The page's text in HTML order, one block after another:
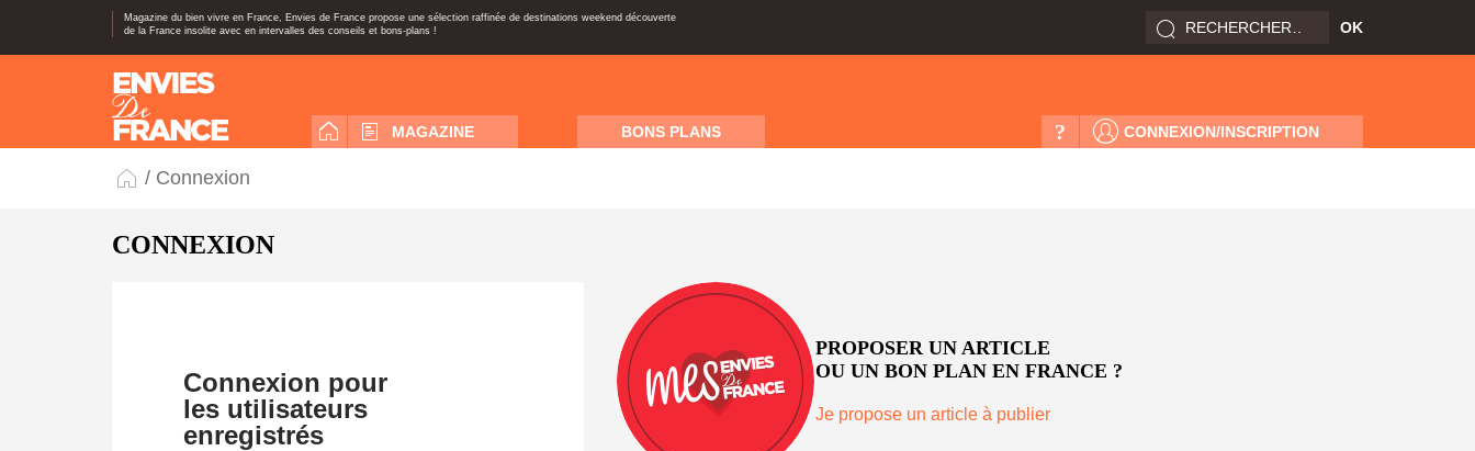
Magazine du bien vivre en France, Envies de France propose une sélection raffinée de destinations weekend découverte
de la France insolite avec en intervalles des conseils et bons-plans !
MAGAZINE BONS PLANS CONNEXION/INSCRIPTION
?
/ Connexion
CONNEXION
Connexion pour
les utilisateurs
enregistrés
PROPOSER UN ARTICLE
OU UN BON PLAN EN FRANCE ?
Je propose un article à publier